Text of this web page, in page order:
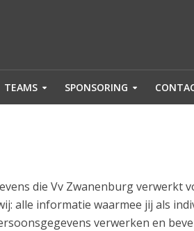
TEAMS SPONSORING
die Vv Zwanenburg verwerkt
alle informatie waarmee jij als
verwerken en